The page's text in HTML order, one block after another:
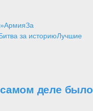
АрмияЗа
за историюЛучшие
самом деле было